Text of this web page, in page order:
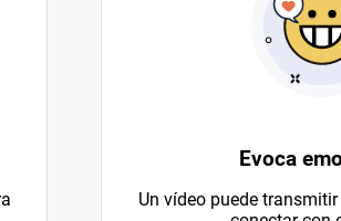
Evoca
Un vídeo puede